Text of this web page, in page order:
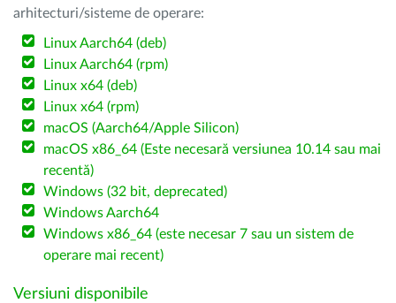
arhitecturi/sisteme de operare:
Linux Aarch64 (deb)
Linux Aarch64 (rpm)
Linux x64 (deb)
Linux x64 (rpm)
macOS (Aarch64/Apple Silicon)
macOS x86_64 (Este necesară versiunea 10.14 sau mai
recentă)
Windows (32 bit, deprecated)
Windows Aarch64
Windows x86_64 (este necesar 7 sau un sistem de
operare mai recent)
Versiuni disponibile